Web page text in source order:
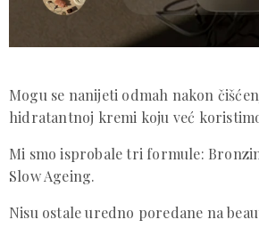
Mogu se nanijeti odmah nakon
hidratantnoj kremi koju već
Mi smo isprobale tri formule:
Slow Ageing.
Nisu ostale uredno poredane na